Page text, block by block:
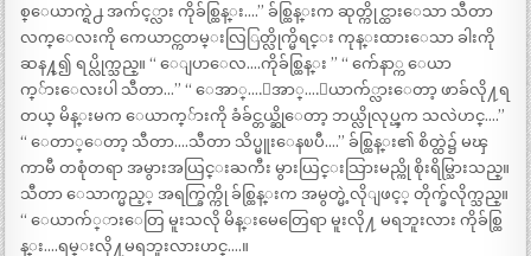
စ္ေယာက္ရဲ႕ အက်င့္လား ကိုခ်စ္ထြန္း….” ခ်စ္ထြန္းက ဆုတ္ကိုင္ထားေသာ သီတာ
လက္ေလးကို ကေယာင္ကတမ္းလြြတ္လိုက္မိရင္း ကုန္းထားေသာ ခါးကို
ဆန႔္၍ ရပ္လိုက္သည္။ “ ေျပာေလ….ကိုခ်စ္ထြန္း ” “ က်ေနာ္က ေယာ
က္်ားေလးပါ သီတာ…” “ ေအာ္….ေအာ္….ေယာက်္လားေတာ့ ဖာခ်လို႔ရ
တယ္ မိန္းမက ေယာက္်ားကို ခံခ်င္တယ္ဆိုေတာ့ ဘယ္လိုလုပ္ၾက သလဲဟင္….”
“ ေတာ္ေတာ့ သီတာ….သီတာ သိပ္မူးေနၿပီ….” ခ်စ္ထြန္း၏ စိတ္ထဲ၌ မၾ
ကာမီ တစုံတရာ အမွားအယြင္းႀကီး မွားယြင္းသြားမည္ကို စိုးရိမ္သြားသည္။
သီတာ ေသာက္မည့္ အရက္ခြက္ကို ခ်စ္ထြန္းက အမွတ္မဲ့လိုျဖင့္ တိုက္ခ်လိုက္သည္။
“ ေယာက်္ားေတြ မူးသလို မိန္းမေတြေရာ မူးလို႔ မရဘူးလား ကိုခ်စ္ထြ
န္း….ရမ္းလို႔မရဘူးလားဟင္….။